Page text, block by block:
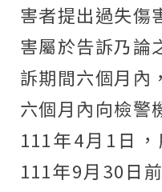
害者提出過失傷
害屬於告訴乃論
訴期間六個月內
六個月內向檢警
111年4月1日
111年9月30日